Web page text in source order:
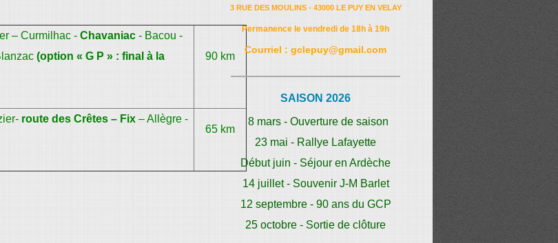
– Curmilhac - Chavaniac - Bacou -
(option « G P » : final à la
90 km
route des Crêtes – Fix – Allègre -
65 km
3 RUE DES MOULINS - 43000 LE PUY EN VELAY
Permanence le vendredi de 18h à 19h
Courriel : gclepuy@gmail.com
SAISON 2026
8 mars - Ouverture de saison
23 mai - Rallye Lafayette
Début juin - Séjour en Ardèche
14 juillet - Souvenir J-M Barlet
12 septembre - 90 ans du GCP
25 octobre - Sortie de clôture